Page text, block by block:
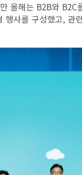
올해는 B2B와 B2C
사를 구성했고, 관